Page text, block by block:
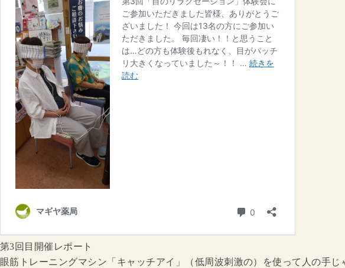
第3回目開催レポート
眼筋トレーニングマシン「キャッチアイ」（低周波刺激の）を使って人の手じ